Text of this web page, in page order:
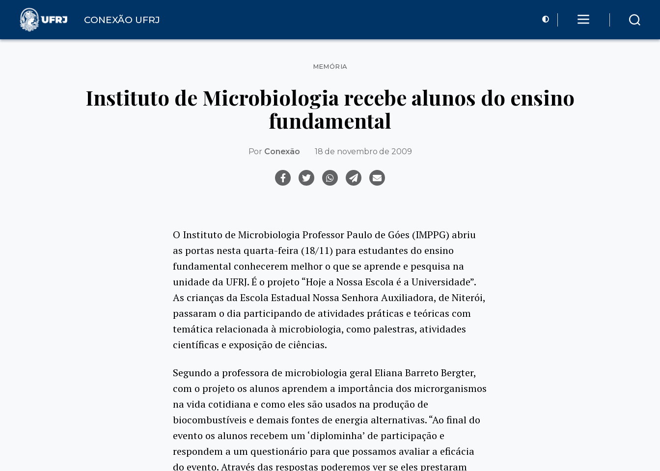
CONEXÃO UFRJ
Categorias
MEMÓRIA
Instituto de Microbiologia recebe alunos do ensino
fundamental
Por Conexão 18 de novembro de 2009
O Instituto de Microbiologia Professor Paulo de Góes (IMPPG) abriu
as portas nesta quarta-feira (18/11) para estudantes do ensino
fundamental conhecerem melhor o que se aprende e pesquisa na
unidade da UFRJ. É o projeto “Hoje a Nossa Escola é a Universidade”.
As crianças da Escola Estadual Nossa Senhora Auxiliadora, de Niterói,
passaram o dia participando de atividades práticas e teóricas com
temática relacionada à microbiologia, como palestras, atividades
científicas e exposição de ciências.
Segundo a professora de microbiologia geral Eliana Barreto Bergter,
com o projeto os alunos aprendem a importância dos microrganismos
na vida cotidiana e como eles são usados na produção de
biocombustíveis e demais fontes de energia alternativas. “Ao final do
evento os alunos recebem um ‘diplominha’ de participação e
respondem a um questionário para que possamos avaliar a eficácia
do evento. Através das respostas poderemos ver se eles prestaram